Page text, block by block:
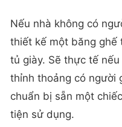
Nếu nhà không có
thiết kế một băng ghế
tủ giày. Sẽ thực tế
thỉnh thoảng có người
chuẩn bị sẵn một
tiện sử dụng.